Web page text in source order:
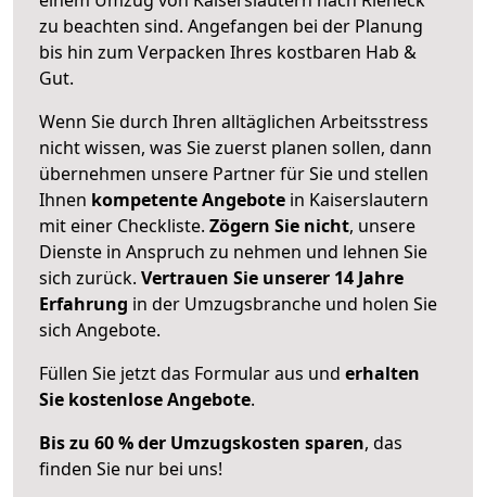
zu beachten sind. Angefangen bei der Planung
bis hin zum Verpacken Ihres kostbaren Hab &
Gut.
Wenn Sie durch Ihren alltäglichen Arbeitsstress
nicht wissen, was Sie zuerst planen sollen, dann
übernehmen unsere Partner für Sie und stellen
Ihnen kompetente Angebote in Kaiserslautern
mit einer Checkliste. Zögern Sie nicht, unsere
Dienste in Anspruch zu nehmen und lehnen Sie
sich zurück. Vertrauen Sie unserer 14 Jahre
Erfahrung in der Umzugsbranche und holen Sie
sich Angebote.
Füllen Sie jetzt das Formular aus und erhalten
Sie kostenlose Angebote.
Bis zu 60 % der Umzugskosten sparen, das
finden Sie nur bei uns!